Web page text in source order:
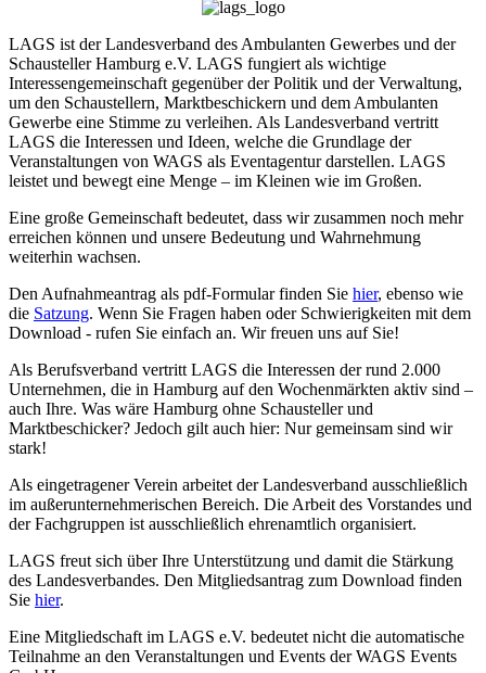
LAGS ist der Landesverband des Ambulanten Gewerbes und der
Schausteller Hamburg e.V. LAGS fungiert als wichtige
Interessengemeinschaft gegenüber der Politik und der Verwaltung,
um den Schaustellern, Marktbeschickern und dem Ambulanten
Gewerbe eine Stimme zu verleihen. Als Landesverband vertritt
LAGS die Interessen und Ideen, welche die Grundlage der
Veranstaltungen von WAGS als Eventagentur darstellen. LAGS
leistet und bewegt eine Menge – im Kleinen wie im Großen.
Eine große Gemeinschaft bedeutet, dass wir zusammen noch mehr
erreichen können und unsere Bedeutung und Wahrnehmung
weiterhin wachsen.
Den Aufnahmeantrag als pdf-Formular finden Sie hier, ebenso wie
die Satzung. Wenn Sie Fragen haben oder Schwierigkeiten mit dem
Download - rufen Sie einfach an. Wir freuen uns auf Sie!
Als Berufsverband vertritt LAGS die Interessen der rund 2.000
Unternehmen, die in Hamburg auf den Wochenmärkten aktiv sind –
auch Ihre. Was wäre Hamburg ohne Schausteller und
Marktbeschicker? Jedoch gilt auch hier: Nur gemeinsam sind wir
stark!
Als eingetragener Verein arbeitet der Landesverband ausschließlich
im außerunternehmerischen Bereich. Die Arbeit des Vorstandes und
der Fachgruppen ist ausschließlich ehrenamtlich organisiert.
LAGS freut sich über Ihre Unterstützung und damit die Stärkung
des Landesverbandes. Den Mitgliedsantrag zum Download finden
Sie hier.
Eine Mitgliedschaft im LAGS e.V. bedeutet nicht die automatische
Teilnahme an den Veranstaltungen und Events der WAGS Events